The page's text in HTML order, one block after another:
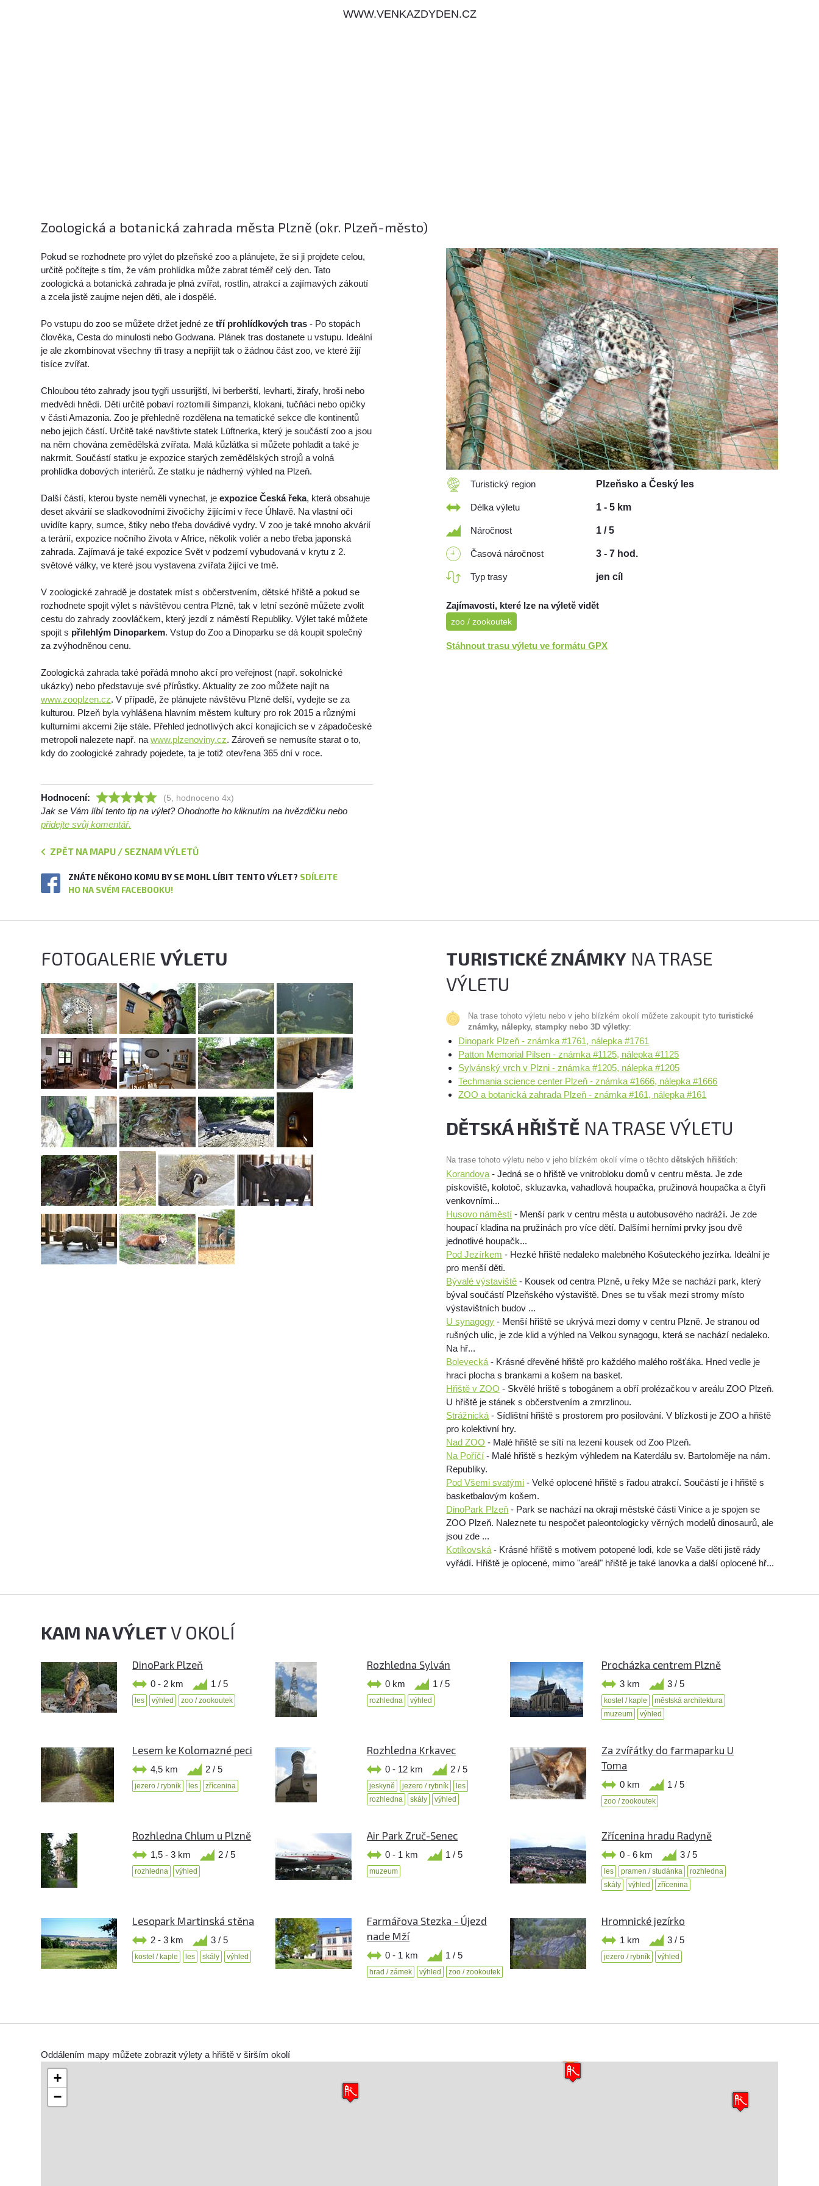
WWW.VENKAZDYDEN.CZ
Zoologická a botanická zahrada města Plzně (okr. Plzeň-město)
Pokud se rozhodnete pro výlet do plzeňské zoo a plánujete, že si ji projdete celou,
určitě počítejte s tím, že vám prohlídka může zabrat téměř celý den. Tato
zoologická a botanická zahrada je plná zvířat, rostlin, atrakcí a zajímavých zákoutí
a zcela jistě zaujme nejen děti, ale i dospělé.
Po vstupu do zoo se můžete držet jedné zetří prohlídkových tras - Po stopách
člověka, Cesta do minulosti nebo Godwana. Plánek tras dostanete u vstupu. Ideální
je ale zkombinovat všechny tři trasy a nepřijít tak o žádnou část zoo, ve které žijí
tisíce zvířat.
Chloubou této zahrady jsou tygři ussurijští, lvi berberští, levharti, žirafy, hroši nebo
medvědi hnědí. Děti určitě pobaví roztomilí šimpanzi, klokani, tučňáci nebo opičky
v části Amazonia. Zoo je přehledně rozdělena na tematické sekce dle kontinentů
nebo jejich částí. Určitě také navštivte statek Lüftnerka, který je součástí zoo a jsou
na něm chována zemědělská zvířata. Malá kůzlátka si můžete pohladit a také je
nakrmit. Součástí statku je expozice starých zemědělských strojů a volná
prohlídka dobových interiérů. Ze statku je nádherný výhled na Plzeň.
Další částí, kterou byste neměli vynechat, jeexpozice Česká řeka, která obsahuje
deset akvárií se sladkovodními živočichy žijícími v řece Úhlavě. Na vlastní oči
uvidíte kapry, sumce, štiky nebo třeba dovádivé vydry. V zoo je také mnoho akvárií
a terárií, expozice nočního života v Africe, několik voliér a nebo třeba japonská
zahrada. Zajímavá je také expozice Svět v podzemí vybudovaná v krytu z 2.
světové války, ve které jsou vystavena zvířata žijící ve tmě.
V zoologické zahradě je dostatek míst s občerstvením, dětské hřiště a pokud se
rozhodnete spojit výlet s návštěvou centra Plzně, tak v letní sezóně můžete zvolit
cestu do zahrady zoovláčkem, který jezdí z náměstí Republiky. Výlet také můžete
spojit s přilehlým Dinoparkem. Vstup do Zoo a Dinoparku se dá koupit společný
za zvýhodněnou cenu.
Zoologická zahrada také pořádá mnoho akcí pro veřejnost (např. sokolnické
ukázky) nebo představuje své přírůstky. Aktuality ze zoo můžete najít na
www.zooplzen.cz. V případě, že plánujete návštěvu Plzně delší, vydejte se za
kulturou. Plzeň byla vyhlášena hlavním městem kultury pro rok 2015 a různými
kulturními akcemi žije stále. Přehled jednotlivých akcí konajících se v západočeské
metropoli nalezete např. nawww.plzenoviny.cz. Zároveň se nemusíte starat o to,
kdy do zoologické zahrady pojedete, ta je totiž otevřena 365 dní v roce.
Hodnocení: (5, hodnoceno 4x)
Jak se Vám líbí tento tip na výlet? Ohodnoťte ho kliknutím na hvězdičku nebo
přidejte svůj komentář.
ZPĚT NA MAPU / SEZNAM VÝLETŮ
ZNÁTE NĚKOHO KOMU BY SE MOHL LÍBIT TENTO VÝLET? SDÍLEJTE
HO NA SVÉM FACEBOOKU!
Turistický region Plzeňsko a Český les
Délka výletu 1 - 5 km
Náročnost 1 / 5
Časová náročnost 3 - 7 hod.
Typ trasy jen cíl
Zajímavosti, které lze na výletě vidět
zoo / zookoutek
Stáhnout trasu výletu ve formátu GPX
FOTOGALERIEVÝLETU TURISTICKÉ ZNÁMKY NA TRASE
VÝLETU
Na trase tohoto výletu nebo v jeho blízkém okolí můžete zakoupit tytoturistické
známky, nálepky, stampky nebo 3D výletky:
Dinopark Plzeň - známka #1761, nálepka #1761
Patton Memorial Pilsen - známka #1125, nálepka #1125
Sylvánský vrch v Plzni - známka #1205, nálepka #1205
Techmania science center Plzeň - známka #1666, nálepka #1666
ZOO a botanická zahrada Plzeň - známka #161, nálepka #161
DĚTSKÁ HŘIŠTĚ NA TRASE VÝLETU
Na trase tohoto výletu nebo v jeho blízkém okolí víme o těchtodětských hřištích:
Korandova - Jedná se o hřiště ve vnitrobloku domů v centru města. Je zde
pískoviště, kolotoč, skluzavka, vahadlová houpačka, pružinová houpačka a čtyři
venkovními...
Husovo náměstí - Menší park v centru města u autobusového nadráží. Je zde
houpací kladina na pružinách pro více dětí. Dalšími herními prvky jsou dvě
jednotlivé houpačk...
Pod Jezírkem - Hezké hřiště nedaleko malebného Košuteckého jezírka. Ideální je
pro menší děti.
Bývalé výstaviště - Kousek od centra Plzně, u řeky Mže se nachází park, který
býval součástí Plzeňského výstaviště. Dnes se tu však mezi stromy místo
výstavištních budov ...
U synagogy - Menší hřiště se ukrývá mezi domy v centru Plzně. Je stranou od
rušných ulic, je zde klid a výhled na Velkou synagogu, která se nachází nedaleko.
Na hř...
Bolevecká - Krásné dřevěné hřiště pro každého malého rošťáka. Hned vedle je
hrací plocha s brankami a košem na basket.
Hřiště v ZOO - Skvělé hriště s tobogánem a obří prolézačkou v areálu ZOO Plzeň.
U hřiště je stánek s občerstvením a zmrzlinou.
Strážnická - Sídlištní hřiště s prostorem pro posilování. V blízkosti je ZOO a hřiště
pro kolektivní hry.
Nad ZOO - Malé hřiště se sítí na lezení kousek od Zoo Plzeň.
Na Poříčí - Malé hřiště s hezkým výhledem na Katerdálu sv. Bartoloměje na nám.
Republiky.
Pod Všemi svatými - Velké oplocené hřiště s řadou atrakcí. Součástí je i hřiště s
basketbalovým košem.
DinoPark Plzeň - Park se nachází na okraji městské části Vinice a je spojen se
ZOO Plzeň. Naleznete tu nespočet paleontologicky věrných modelů dinosaurů, ale
jsou zde ...
Kotíkovská - Krásné hřiště s motivem potopené lodi, kde se Vaše děti jistě rády
vyřádí. Hřiště je oplocené, mimo "areál" hřiště je také lanovka a další oplocené hř...
KAM NA VÝLETV OKOLÍ
DinoPark Plzeň
0 - 2 km 1 / 5
les výhled zoo / zookoutek
Rozhledna Sylván
0 km 1 / 5
rozhledna výhled
Procházka centrem Plzně
3 km 3 / 5
kostel / kaple
městská architektura
muzeum
výhled
Lesem ke Kolomazné peci
4,5 km 2 / 5
jezero / rybník les zřícenina
Rozhledna Krkavec
0 - 12 km 2 / 5
jeskyně jezero / rybník
les
rozhledna
skály výhled
Za zvířátky do farmaparku U
Toma
0 km 1 / 5
zoo / zookoutek
Rozhledna Chlum u Plzně
1,5 - 3 km 2 / 5
rozhledna výhled
Air Park Zruč-Senec
0 - 1 km 1 / 5
muzeum
Zřícenina hradu Radyně
0 - 6 km 3 / 5
les pramen / studánka
rozhledna
skály
výhled zřícenina
Lesopark Martinská stěna
2 - 3 km 3 / 5
kostel / kaple les skály výhled
Farmářova Stezka - Újezd
nade Mží
0 - 1 km 1 / 5
hrad / zámek výhled zoo / zookoutek
Hromnické jezírko
1 km 3 / 5
jezero / rybník výhled
Oddálením mapy můžete zobrazit výlety a hřiště v širším okolí
+
−